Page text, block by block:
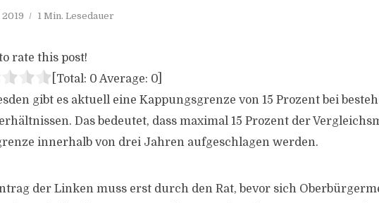
1 Min. Lesedauer
rate this post!
[Total: 0 Average: 0
gibt es aktuell eine Kappungsgrenze von 15 Prozent bei
Das bedeutet, dass maximal 15 Prozent der
innerhalb von drei Jahren aufgeschlagen werden.
der Linken muss erst durch den Rat, bevor sich